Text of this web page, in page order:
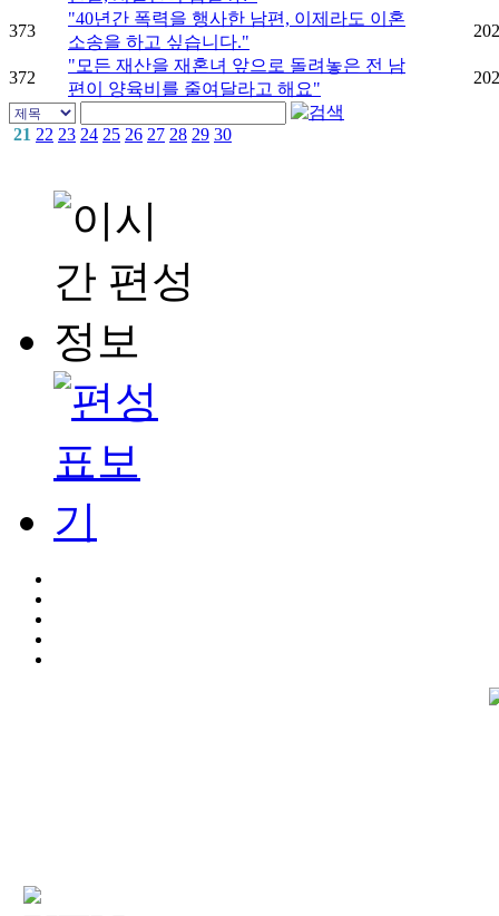
373
"40년간 폭력을 행사한 남편, 이제라도 이혼
소송을 하고 싶습니다."
372
"모든 재산을 재혼녀 앞으로 돌려놓은 전 남
편이 양육비를 줄여달라고 해요"
21 22 23 24 25 26 27 28 29 30